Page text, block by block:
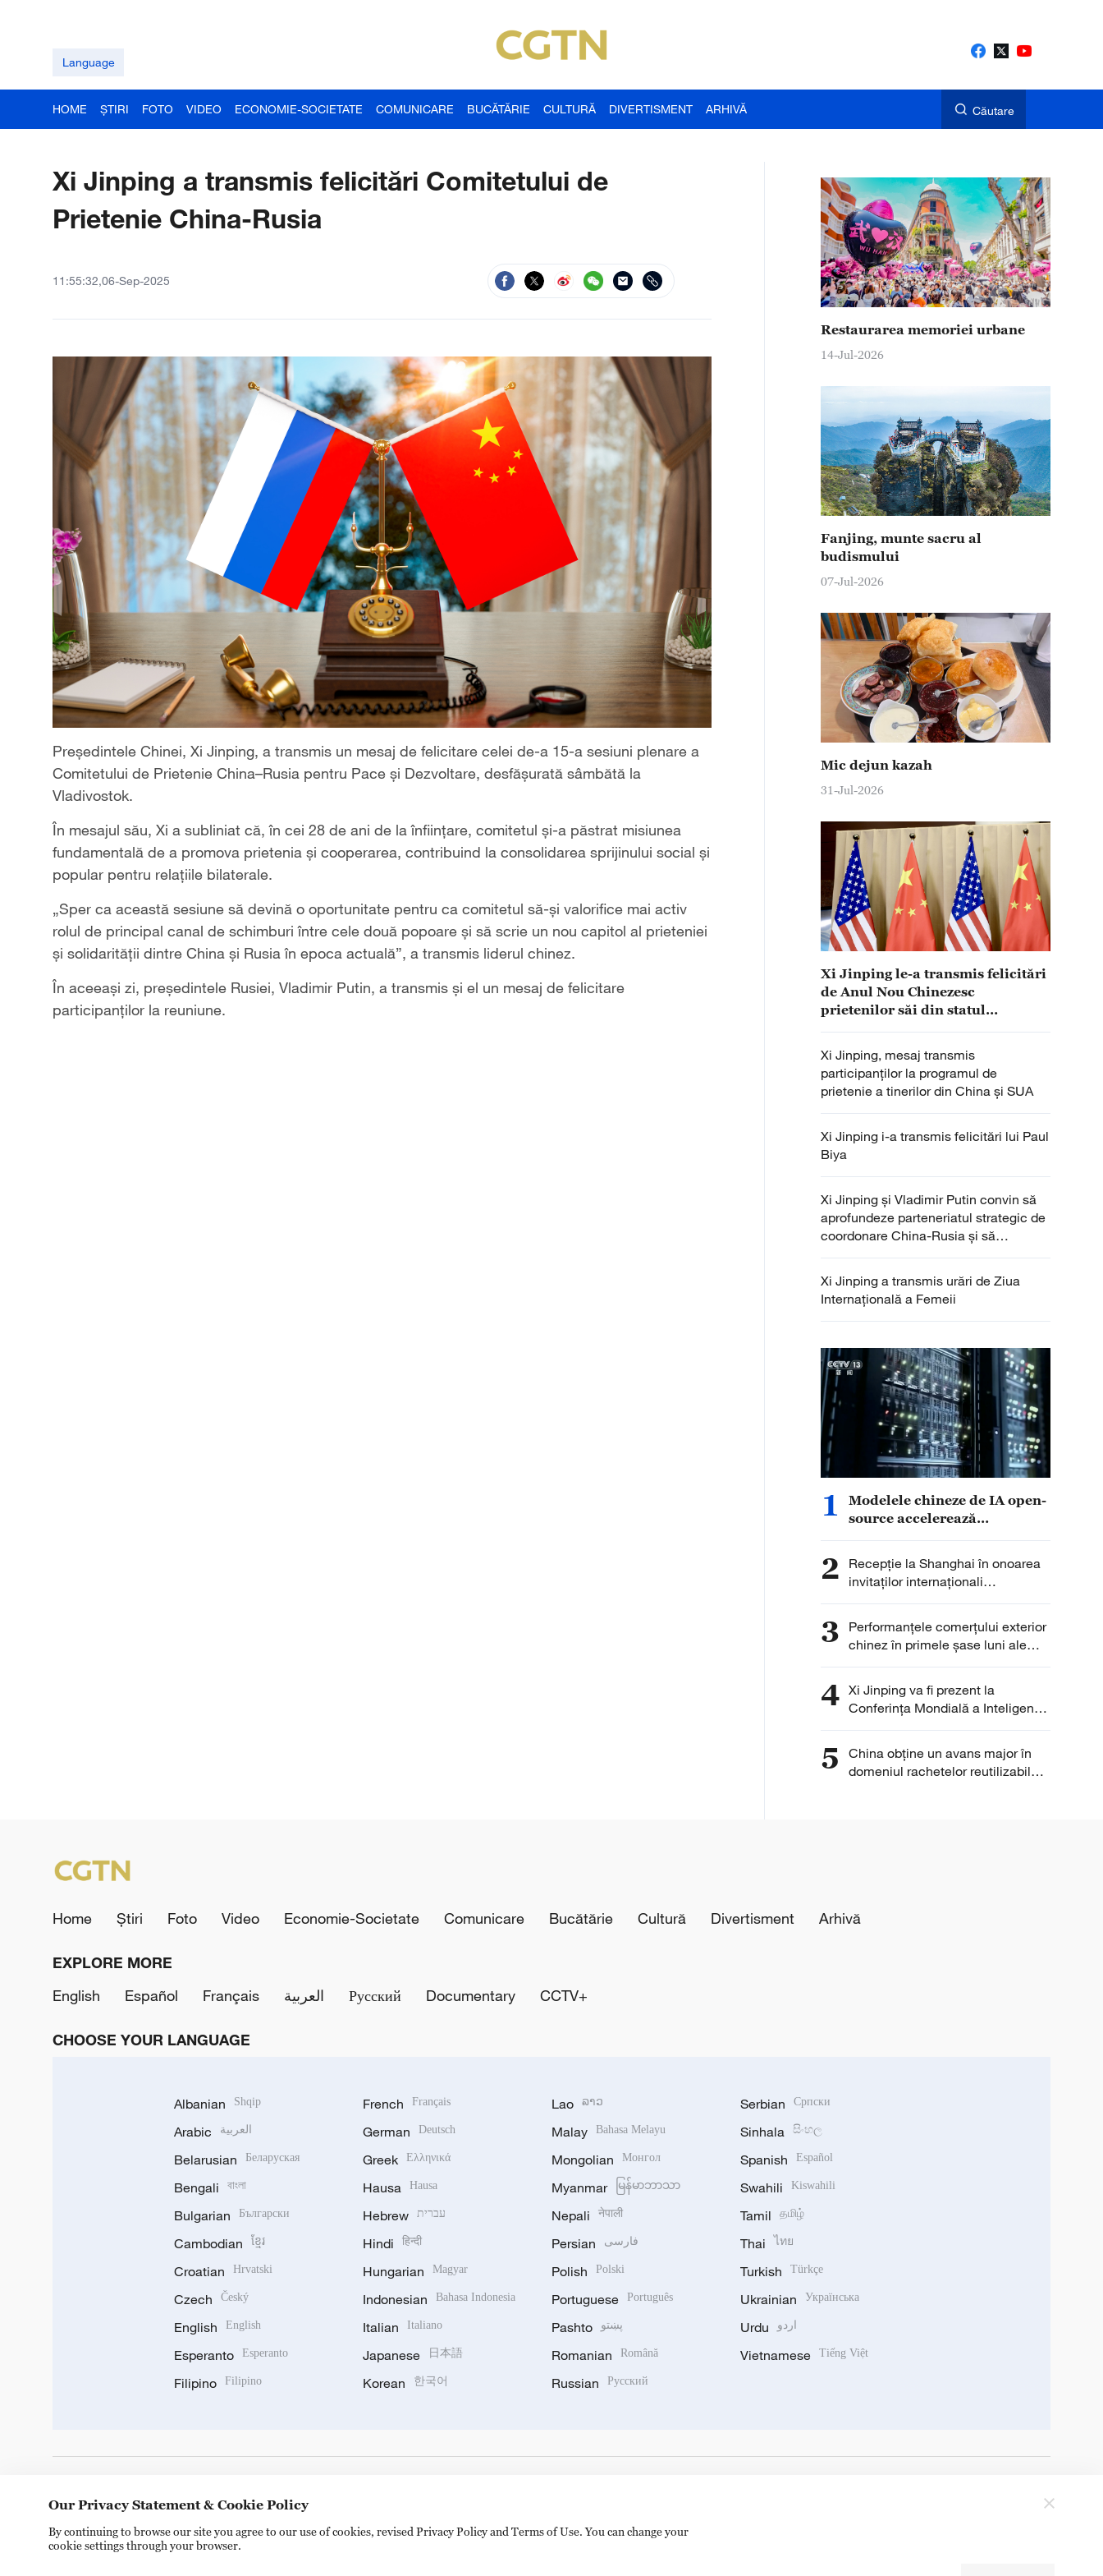
Language
HOME ȘTIRI FOTO VIDEO ECONOMIE-SOCIETATE COMUNICARE BUCĂTĂRIE CULTURĂ DIVERTISMENT ARHIVĂ Căutare
Xi Jinping a transmis felicitări Comitetului de
Prietenie China-Rusia
11:55:32,06-Sep-2025
Președintele Chinei, Xi Jinping, a transmis un mesaj de felicitare celei de-a 15-a sesiuni plenare a
Comitetului de Prietenie China–Rusia pentru Pace și Dezvoltare, desfășurată sâmbătă la
Vladivostok.
În mesajul său, Xi a subliniat că, în cei 28 de ani de la înființare, comitetul și-a păstrat misiunea
fundamentală de a promova prietenia și cooperarea, contribuind la consolidarea sprijinului social și
popular pentru relațiile bilaterale.
„Sper ca această sesiune să devină o oportunitate pentru ca comitetul să-și valorifice mai activ
rolul de principal canal de schimburi între cele două popoare și să scrie un nou capitol al prieteniei
și solidarității dintre China și Rusia în epoca actuală”, a transmis liderul chinez.
În aceeași zi, președintele Rusiei, Vladimir Putin, a transmis și el un mesaj de felicitare
participanților la reuniune.
Restaurarea memoriei urbane
14-Jul-2026
Fanjing, munte sacru al
budismului
07-Jul-2026
Mic dejun kazah
31-Jul-2026
Xi Jinping le-a transmis felicitări
de Anul Nou Chinezesc
prietenilor săi din statul
Xi Jinping, mesaj transmis
participanților la programul de
prietenie a tinerilor din China și SUA
Xi Jinping i-a transmis felicitări lui Paul
Biya
Xi Jinping și Vladimir Putin convin să
aprofundeze parteneriatul strategic de
coordonare China-Rusia și să
prelungească Tratatul de bună
Xi Jinping a transmis urări de Ziua
Internațională a Femeii
1
Modelele chineze de IA open-
source accelerează
2
Recepție la Shanghai în onoarea
invitaților internaționali
participanți la WAIC 2026
3
Performanțele comerțului exterior
chinez în primele șase luni ale
anului 2026
4 Xi Jinping va fi prezent la
Conferința Mondială a Inteligenței
Artificiale 2026
5
China obține un avans major în
domeniul rachetelor reutilizabile
Home Știri Foto Video Economie-Societate Comunicare Bucătărie Cultură Divertisment Arhivă
EXPLORE MORE
English
Español Français العربية Русский Documentary CCTV+
CHOOSE YOUR LANGUAGE
Albanian Shqip
Arabic العربية
Belarusian Беларуская
Bengali বাংলা
Bulgarian Български
Cambodian ខ្មែរ
Croatian Hrvatski
Czech Český
English English
Esperanto Esperanto
Filipino Filipino
French Français
German Deutsch
Greek Ελληνικά
Hausa Hausa
Hebrew עברית
Hindi हिन्दी
Hungarian Magyar
Indonesian Bahasa Indonesia
Italian Italiano
Japanese 日本語
Korean 한국어
Lao ລາວ
Malay Bahasa Melayu
Mongolian Монгол
Myanmar မြန်မာဘာသာ
Nepali नेपाली
Persian فارسی
Polish Polski
Portuguese Português
Pashto پښتو
Romanian Română
Russian Русский
Serbian Српски
Sinhala සිංහල
Spanish Español
Swahili Kiswahili
Tamil தமிழ்
Thai ไทย
Turkish Türkçe
Ukrainian Українська
Urdu اردو
Vietnamese Tiếng Việt
Our Privacy Statement & Cookie Policy
By continuing to browse our site you agree to our use of cookies, revised Privacy Policy and Terms of Use. You can change your
cookie settings through your browser.